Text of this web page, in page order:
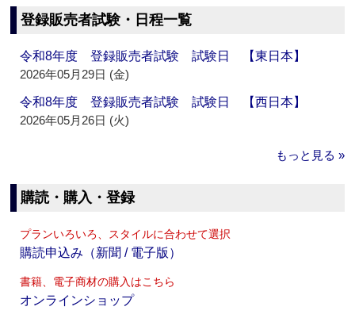
登録販売者試験・日程一覧
令和8年度 登録販売者試験 試験日 【東日本】
2026年05月29日 (金)
令和8年度 登録販売者試験 試験日 【西日本】
2026年05月26日 (火)
もっと見る »
購読・購入・登録
プランいろいろ、スタイルに合わせて選択
購読申込み（新聞 / 電子版）
書籍、電子商材の購入はこちら
オンラインショップ